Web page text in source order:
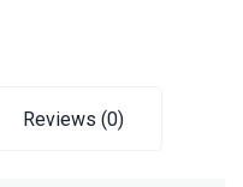
Reviews (0)